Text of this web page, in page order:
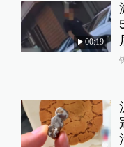
00:19